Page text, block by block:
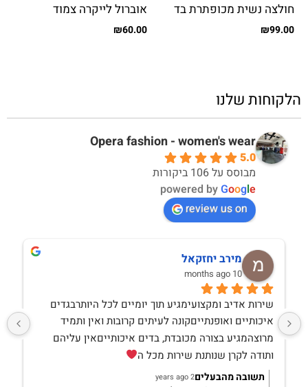
חולצה נשית מכופתרת בד
שיפון מקומט
₪99.00
אוברול לייקרה צמוד
₪60.00
הלקוחות שלנו
Opera fashion - women's wear
5.0
מבוסס על 106 ביקורות
powered byGoogle
review us on
מירב יחזקאל
10 months ago
ותודה לקרן שנותנת שירות מכל ה
תשובה מהבעלים2 years ago